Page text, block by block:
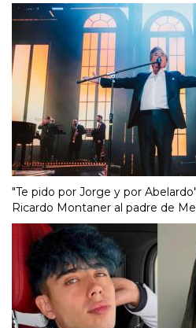
"Te pido por Jorge y por
Ricardo Montaner al padre de